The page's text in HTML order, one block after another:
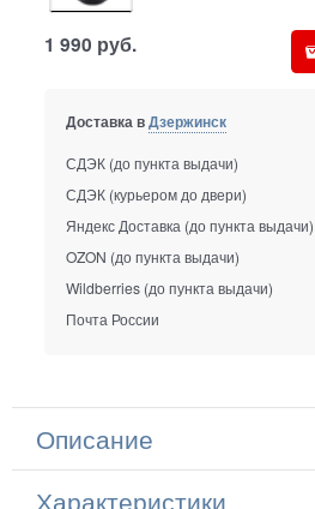
1 990 руб.
Доставка вДзержинск
СДЭК (до пункта выдачи)
СДЭК (курьером до двери)
Яндекс Доставка (до пункта выдачи)
OZON (до пункта выдачи)
Wildberries (до пункта выдачи)
Почта России
Описание
Характеристики